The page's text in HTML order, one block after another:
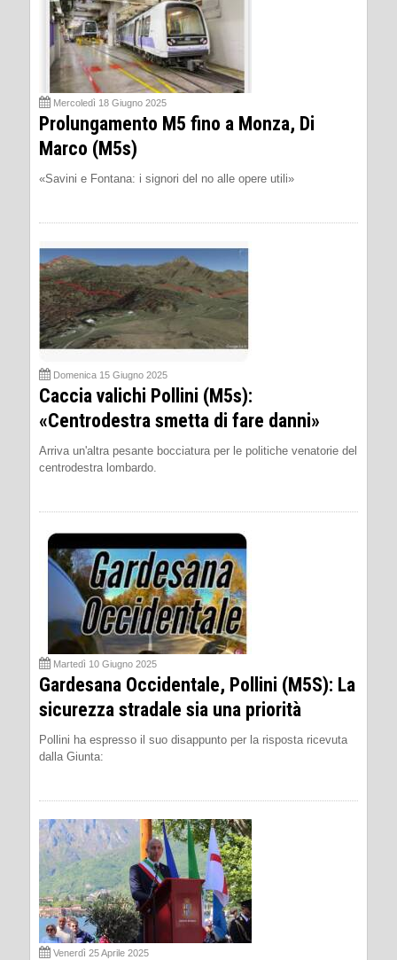
Mercoledì 18 Giugno 2025
Prolungamento M5 fino a Monza, Di
Marco (M5s)
«Savini e Fontana: i signori del no alle opere utili»
Domenica 15 Giugno 2025
Caccia valichi Pollini (M5s):
«Centrodestra smetta di fare danni»
Arriva un'altra pesante bocciatura per le politiche venatorie del
centrodestra lombardo.
Martedì 10 Giugno 2025
Gardesana Occidentale, Pollini (M5S): La
sicurezza stradale sia una priorità
Pollini ha espresso il suo disappunto per la risposta ricevuta
dalla Giunta:
Venerdì 25 Aprile 2025